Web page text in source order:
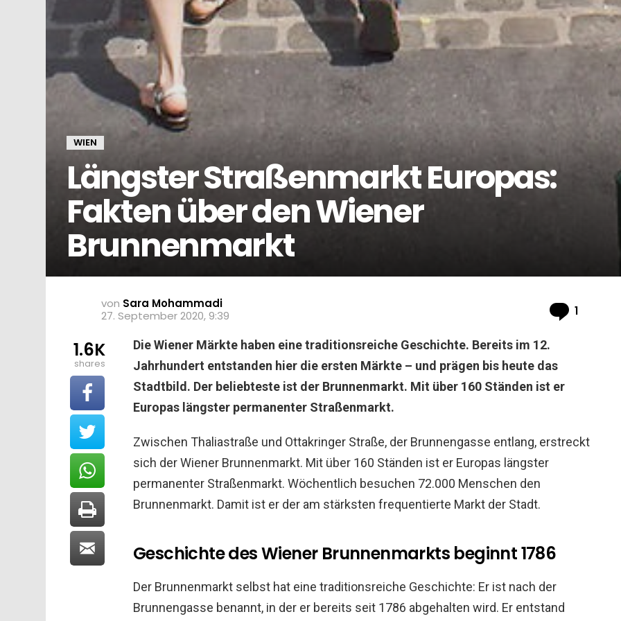
WIEN
Längster Straßenmarkt Europas:
Fakten über den Wiener
Brunnenmarkt
von Sara Mohammadi
27. September 2020, 9:39
1
Die Wiener Märkte haben eine traditionsreiche Geschichte. Bereits im 12.
Jahrhundert entstanden hier die ersten Märkte – und prägen bis heute das
Stadtbild. Der beliebteste ist der Brunnenmarkt. Mit über 160 Ständen ist er
Europas längster permanenter Straßenmarkt.
Zwischen Thaliastraße und Ottakringer Straße, der Brunnengasse entlang, erstreckt
sich der Wiener Brunnenmarkt. Mit über 160 Ständen ist er Europas längster
permanenter Straßenmarkt. Wöchentlich besuchen 72.000 Menschen den
Brunnenmarkt. Damit ist er der am stärksten frequentierte Markt der Stadt.
Geschichte des Wiener Brunnenmarkts beginnt 1786
Der Brunnenmarkt selbst hat eine traditionsreiche Geschichte: Er ist nach der
Brunnengasse benannt, in der er bereits seit 1786 abgehalten wird. Er entstand
1.6K
shares